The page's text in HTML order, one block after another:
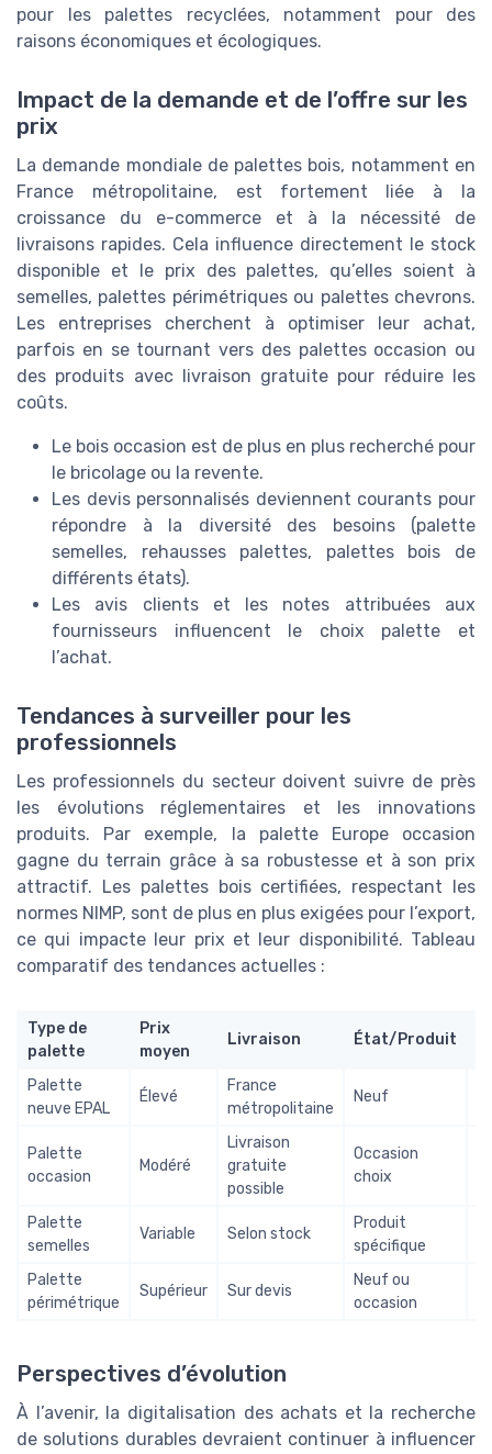
pour les palettes recyclées, notamment pour des
raisons économiques et écologiques.
Impact de la demande et de l’offre sur les
prix
La demande mondiale de palettes bois, notamment en
France métropolitaine, est fortement liée à la
croissance du e-commerce et à la nécessité de
livraisons rapides. Cela influence directement le stock
disponible et le prix des palettes, qu’elles soient à
semelles, palettes périmétriques ou palettes chevrons.
Les entreprises cherchent à optimiser leur achat,
parfois en se tournant vers des palettes occasion ou
des produits avec livraison gratuite pour réduire les
coûts.
Le bois occasion est de plus en plus recherché pour
le bricolage ou la revente.
Les devis personnalisés deviennent courants pour
répondre à la diversité des besoins (palette
semelles, rehausses palettes, palettes bois de
différents états).
Les avis clients et les notes attribuées aux
fournisseurs influencent le choix palette et
l’achat.
Tendances à surveiller pour les
professionnels
Les professionnels du secteur doivent suivre de près
les évolutions réglementaires et les innovations
produits. Par exemple, la palette Europe occasion
gagne du terrain grâce à sa robustesse et à son prix
attractif. Les palettes bois certifiées, respectant les
normes NIMP, sont de plus en plus exigées pour l’export,
ce qui impacte leur prix et leur disponibilité. Tableau
comparatif des tendances actuelles :
Type de
palette
Prix
moyen
Livraison État/Produit
Palette
neuve EPAL
Élevé
France
métropolitaine
Neuf
Palette
occasion
Modéré
Livraison
gratuite
possible
Occasion
choix
Palette
semelles
Variable Selon stock
Produit
spécifique
Palette
périmétrique
Supérieur Sur devis
Neuf ou
occasion
Perspectives d’évolution
À l’avenir, la digitalisation des achats et la recherche
de solutions durables devraient continuer à influencer